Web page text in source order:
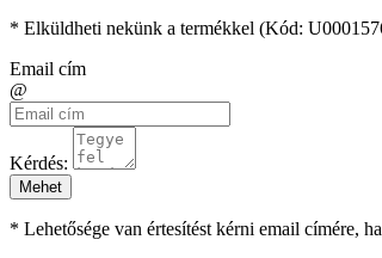
* Elküldheti nekünk a termékkel (Kód:
Email cím
@
Kérdés:
Mehet
* Lehetősége van értesítést kérni email címére,